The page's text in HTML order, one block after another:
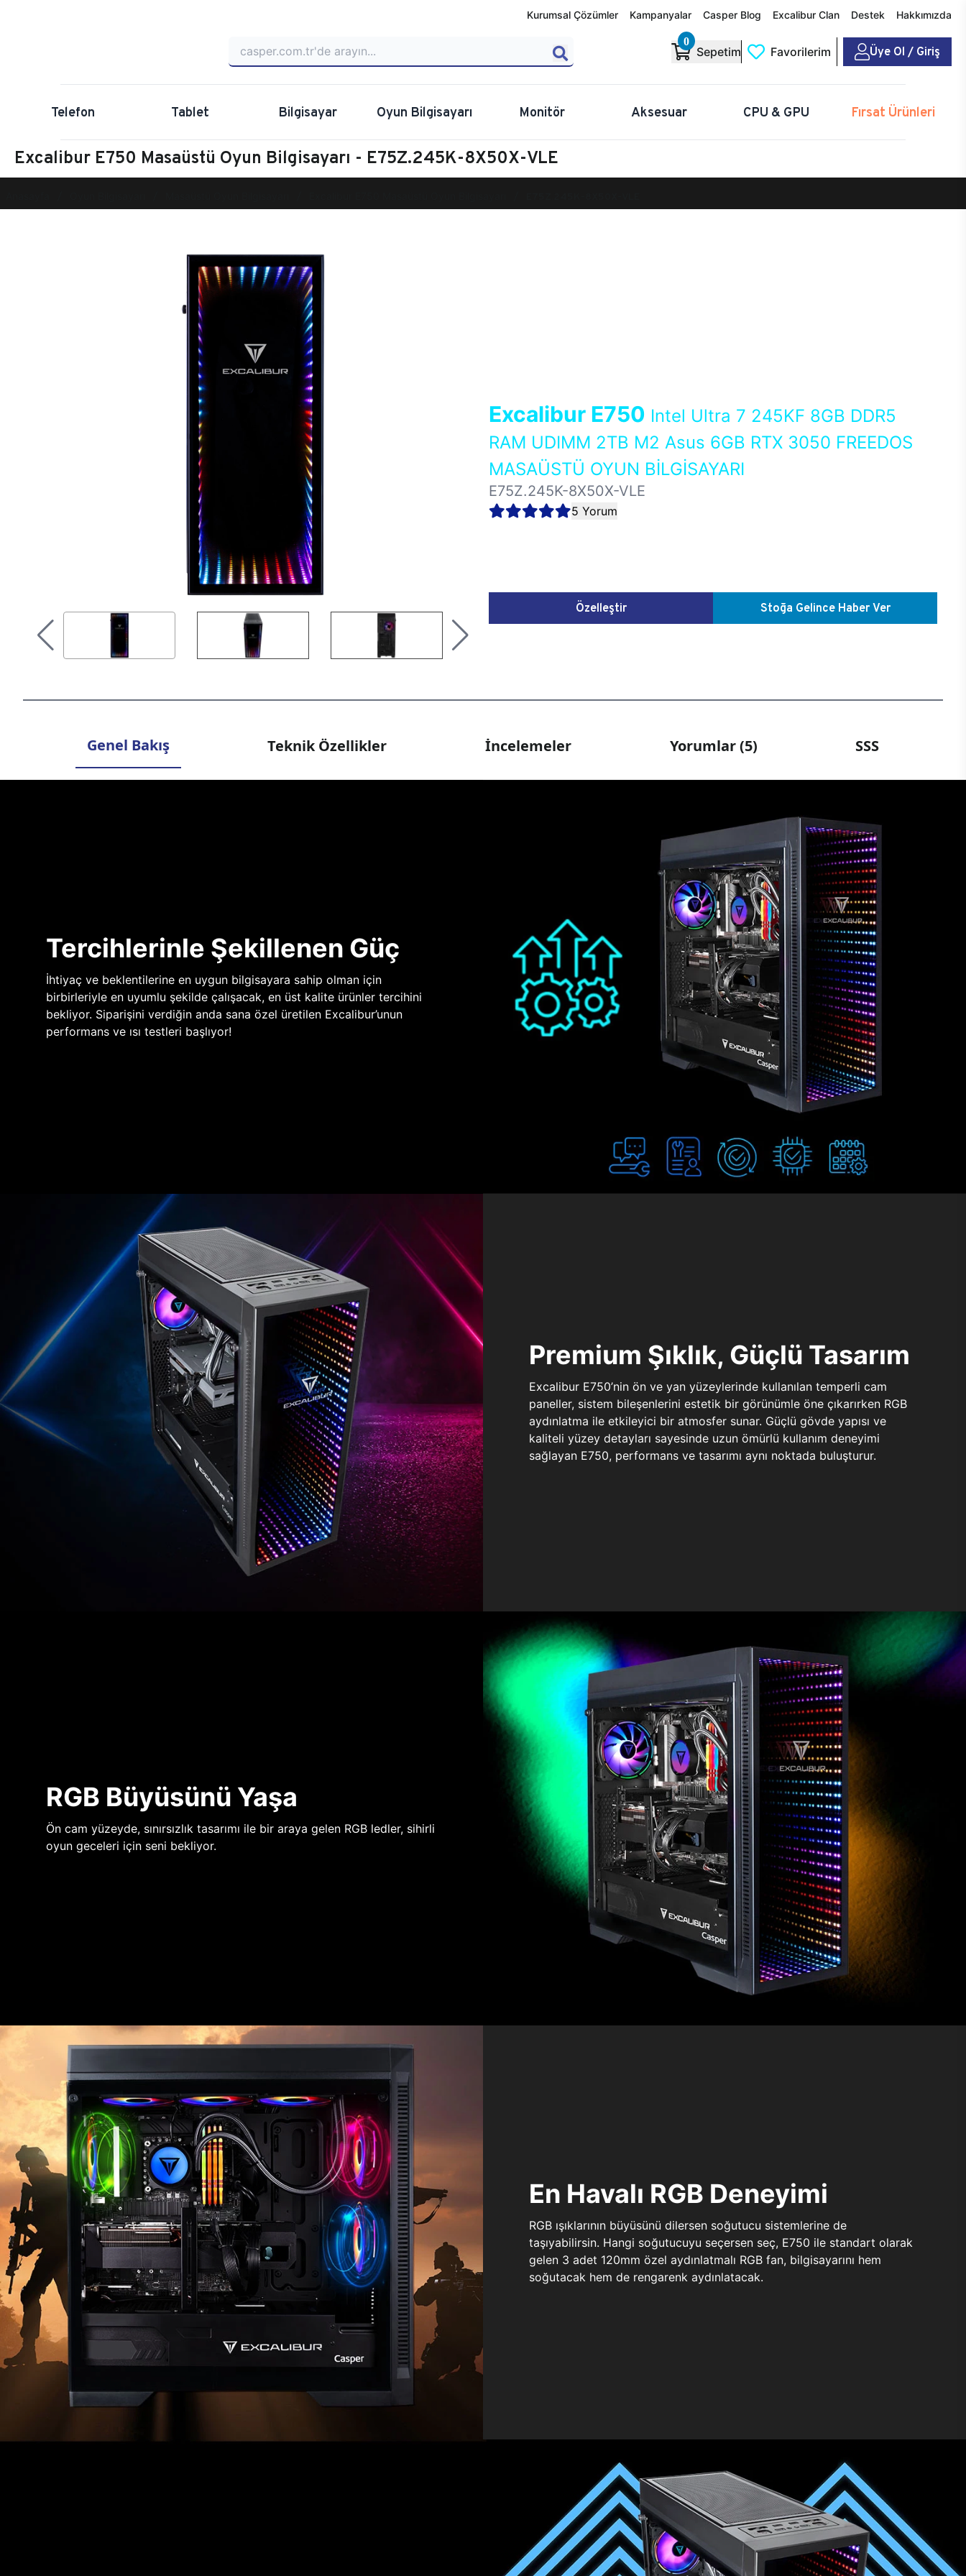
Kurumsal Çözümler Kampanyalar Casper Blog Excalibur Clan Destek Hakkımızda
0
Sepetim Favorilerim Üye Ol / Giriş
Telefon Tablet Bilgisayar Oyun Bilgisayarı Monitör Aksesuar CPU & GPU Fırsat Ürünleri
Excalibur E750 Masaüstü Oyun Bilgisayarı - E75Z.245K-8X50X-VLE
Excalibur E750 Intel Ultra 7 245KF 8GB DDR5
RAM UDIMM 2TB M2 Asus 6GB RTX 3050 FREEDOS
MASAÜSTÜ OYUN BİLGİSAYARI
E75Z.245K-8X50X-VLE
5 Yorum
Özelleştir Stoğa Gelince Haber Ver
Genel Bakış Teknik Özellikler İncelemeler Yorumlar (5) SSS
Tercihlerinle Şekillenen Güç
İhtiyaç ve beklentilerine en uygun bilgisayara sahip olman için
birbirleriyle en uyumlu şekilde çalışacak, en üst kalite ürünler tercihini
bekliyor. Siparişini verdiğin anda sana özel üretilen Excalibur’unun
performans ve ısı testleri başlıyor!
Premium Şıklık, Güçlü Tasarım
Excalibur E750’nin ön ve yan yüzeylerinde kullanılan temperli cam
paneller, sistem bileşenlerini estetik bir görünümle öne çıkarırken RGB
aydınlatma ile etkileyici bir atmosfer sunar. Güçlü gövde yapısı ve
kaliteli yüzey detayları sayesinde uzun ömürlü kullanım deneyimi
sağlayan E750, performans ve tasarımı aynı noktada buluşturur.
RGB Büyüsünü Yaşa
Ön cam yüzeyde, sınırsızlık tasarımı ile bir araya gelen RGB ledler, sihirli
oyun geceleri için seni bekliyor.
En Havalı RGB Deneyimi
RGB ışıklarının büyüsünü dilersen soğutucu sistemlerine de
taşıyabilirsin. Hangi soğutucuyu seçersen seç, E750 ile standart olarak
gelen 3 adet 120mm özel aydınlatmalı RGB fan, bilgisayarını hem
soğutacak hem de rengarenk aydınlatacak.